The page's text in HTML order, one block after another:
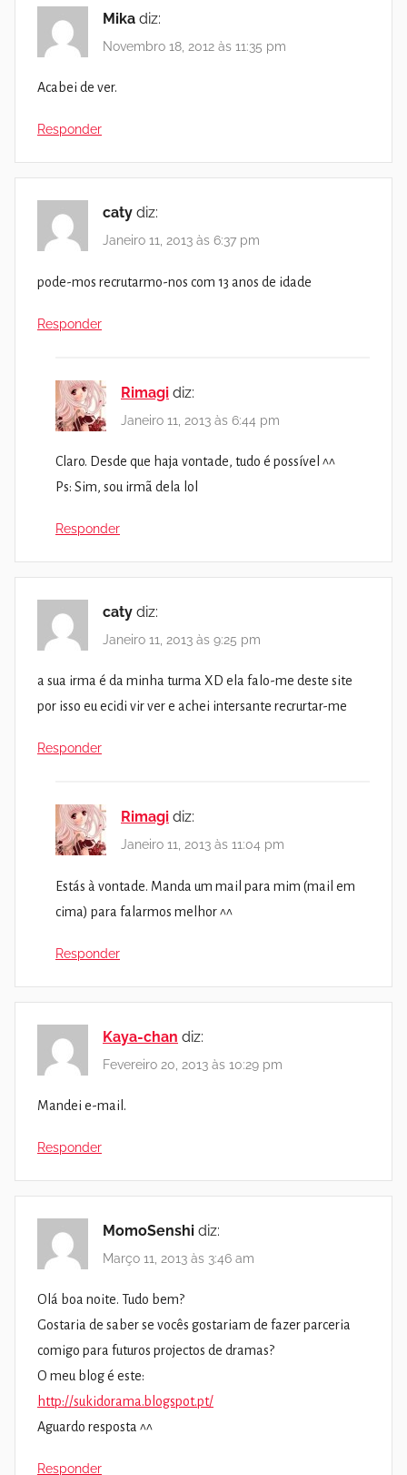
Mika diz:
Novembro 18, 2012 às 11:35 pm
Acabei de ver.
Responder
caty diz:
Janeiro 11, 2013 às 6:37 pm
pode-mos recrutarmo-nos com 13 anos de idade
Responder
Rimagi diz:
Janeiro 11, 2013 às 6:44 pm
Claro. Desde que haja vontade, tudo é possível ^^
Ps: Sim, sou irmã dela lol
Responder
caty diz:
Janeiro 11, 2013 às 9:25 pm
a sua irma é da minha turma XD ela falo-me deste site
por isso eu ecidi vir ver e achei intersante recrurtar-me
Responder
Rimagi diz:
Janeiro 11, 2013 às 11:04 pm
Estás à vontade. Manda um mail para mim (mail em
cima) para falarmos melhor ^^
Responder
Kaya-chan diz:
Fevereiro 20, 2013 às 10:29 pm
Mandei e-mail.
Responder
MomoSenshi diz:
Março 11, 2013 às 3:46 am
Olá boa noite. Tudo bem?
Gostaria de saber se vocês gostariam de fazer parceria
comigo para futuros projectos de dramas?
O meu blog é este:
http://sukidorama.blogspot.pt/
Aguardo resposta ^^
Responder